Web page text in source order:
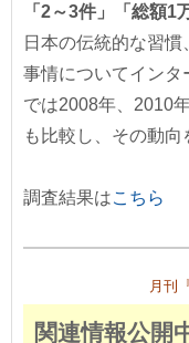
「2～3件」「総額1
日本の伝統的な習
事情についてインタ
では2008年、2010
も比較し、その動向
調査結果はこちら
月刊
関連情報公開